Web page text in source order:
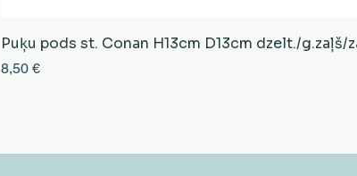
Puķu pods st. Conan H13cm D13cm dzelt./
Cena
8,50 €